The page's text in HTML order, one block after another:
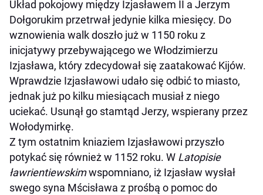
Układ pokojowy między Izjasławem II a Jerzym
Dołgorukim przetrwał jedynie kilka miesięcy. Do
wznowienia walk doszło już w 1150 roku z
inicjatywy przebywającego we Włodzimierzu
Izjasława, który zdecydował się zaatakować Kijów.
Wprawdzie Izjasławowi udało się odbić to miasto,
jednak już po kilku miesiącach musiał z niego
uciekać. Usunął go stamtąd Jerzy, wspierany przez
Wołodymirkę.
Z tym ostatnim kniaziem Izjasławowi przyszło
potykać się również w 1152 roku. W Latopisie
ławrientiewskimwspomniano, iż Izjasław wysłał
swego syna Mścisława z prośbą o pomoc do